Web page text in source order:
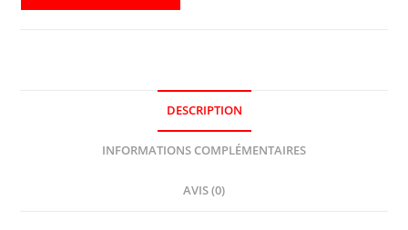
DESCRIPTION
INFORMATIONS COMPLÉMENTAIRES
AVIS (0)